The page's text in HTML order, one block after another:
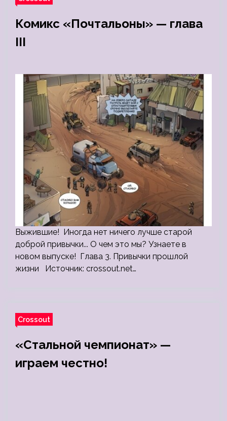
Комикс «Почтальоны» — глава
III
Выжившие! Иногда нет ничего лучше старой
доброй привычки... О чем это мы? Узнаете в
новом выпуске! Глава 3. Привычки прошлой
жизни Источник: crossout.net…
Crossout
«Стальной чемпионат» —
играем честно!